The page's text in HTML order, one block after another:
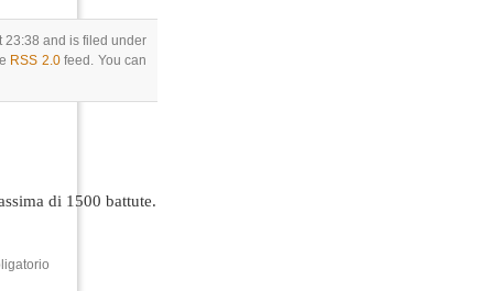
23:38 and is filed under
RSS 2.0feed. You can
di 1500 battute.